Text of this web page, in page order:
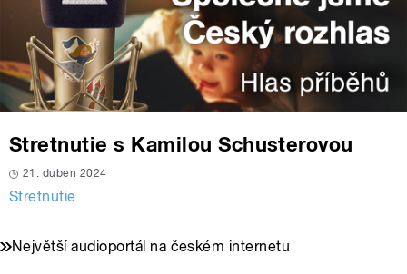
Stretnutie s Kamilou Schusterovou
21. duben 2024
Stretnutie
Největší audioportál na českém internetu